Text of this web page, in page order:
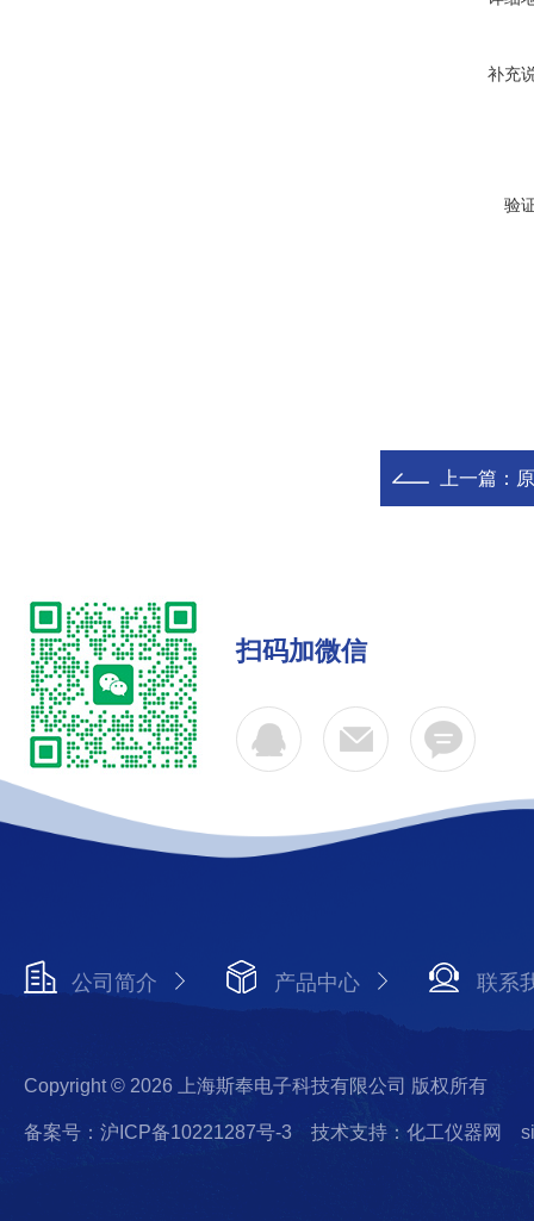
补充
验
上一篇：
扫码加微信
公司简介 产品中心 联系
Copyright © 2026 上海斯奉电子科技有限公司 版权所有
备案号：沪ICP备10221287号-3 技术支持：化工仪器网